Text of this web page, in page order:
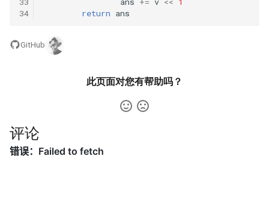
64. 求 1+2+…+n
65. 不用加减乘除做加法
68.1. 二叉搜索树的最近公共
祖先
69. 山峰数组的顶部
70. 排序数组中只出现一次的
71. 按权重生成随机数
72. 求平方根
16.15. 珠玑妙算
16.18. 模式匹配
34
return ans
GitHub
此页面对您有帮助吗？
评论